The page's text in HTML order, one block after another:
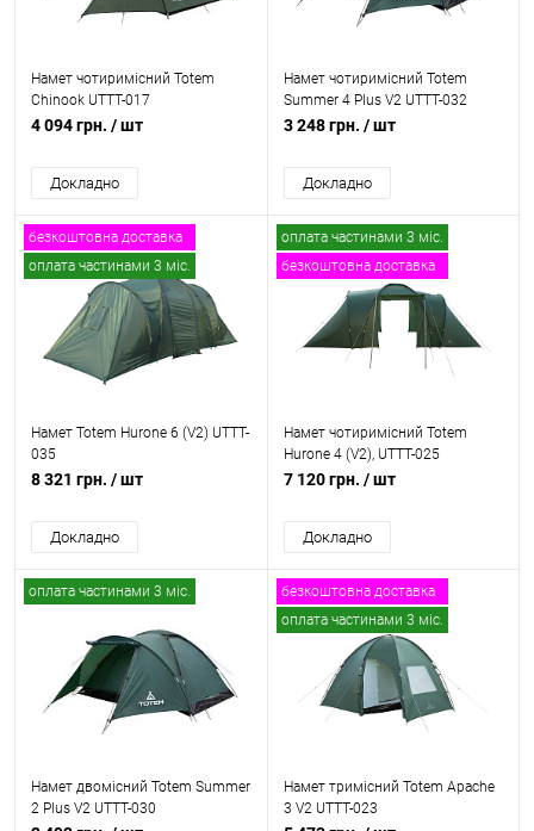
Намет чотиримісний Totem
Chinook UTTT-017
4 094 грн. / шт
Докладно
Намет чотиримісний Totem
Summer 4 Plus V2 UTTT-032
3 248 грн. / шт
Докладно
безкоштовна доставка
оплата частинами 3 міс.
Намет Totem Hurone 6 (V2) UTTT-
035
8 321 грн. / шт
Докладно
оплата частинами 3 міс.
безкоштовна доставка
Намет чотиримісний Totem
Hurone 4 (V2), UTTT-025
7 120 грн. / шт
Докладно
оплата частинами 3 міс.
Намет двомісний Totem Summer
2 Plus V2 UTTT-030
безкоштовна доставка
оплата частинами 3 міс.
Намет тримісний Totem Apache
3 V2 UTTT-023